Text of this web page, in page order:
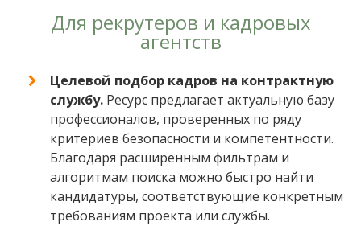
Для рекрутеров и кадровых
агентств
Целевой подбор кадров на контрактную
службу. Ресурс предлагает актуальную базу
профессионалов, проверенных по ряду
критериев безопасности и компетентности.
Благодаря расширенным фильтрам и
алгоритмам поиска можно быстро найти
кандидатуры, соответствующие конкретным
требованиям проекта или службы.